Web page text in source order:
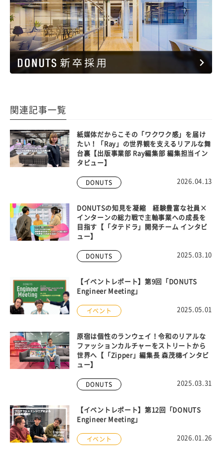
関連記事一覧
DONUTS 2026.04.13
紙媒体だからこその「ワクワク感」を届け
たい！「Ray」の世界観を支えるリアルな舞
台裏【出版事業部 Ray編集部 編集担当イン
タビュー】
DONUTS 2025.03.10
DONUTSの知見を凝縮 経験豊富な社員×
インターンの総力戦で主軸事業への成長を
目指す【「タテドラ」開発チーム インタビ
ュー】
イベント 2025.05.01
【イベントレポート】第9回「DONUTS
Engineer Meeting」
DONUTS 2025.03.31
原宿は個性のランウェイ！令和のリアルな
ファッションカルチャーをストリートから
世界へ【「Zipper」編集長 森茂穗インタビ
ュー】
イベント 2026.01.26
【イベントレポート】第12回「DONUTS
Engineer Meeting」